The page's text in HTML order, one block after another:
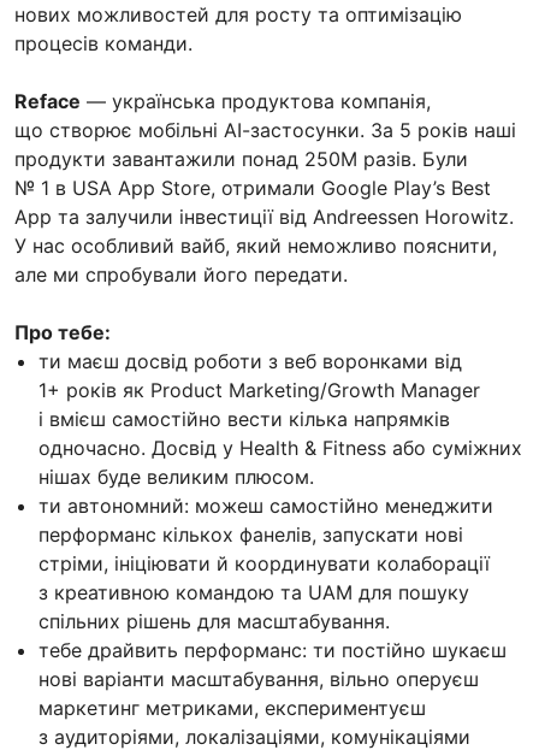
нових можливостей для росту та оптимізацію
процесів команди.
Reface — українська продуктова компанія,
що створює мобільні АІ-застосунки. За 5 років наші
продукти завантажили понад 250М разів. Були
№ 1 в USA App Store, отримали Google Play’s Best
App та залучили інвестиції від Andreessen Horowitz.
У нас особливий вайб, який неможливо пояснити,
але ми спробували його передати.
Про тебе:
ти маєш досвід роботи з веб воронками від
1+ років як Product Marketing/Growth Manager
і вмієш самостійно вести кілька напрямків
одночасно. Досвід у Health & Fitness або суміжних
нішах буде великим плюсом.
ти автономний: можеш самостійно менеджити
перформанс кількох фанелів, запускати нові
стріми, ініціювати й координувати колаборації
з креативною командою та UAM для пошуку
спільних рішень для масштабування.
тебе драйвить перформанс: ти постійно шукаєш
нові варіанти масштабування, вільно оперуєш
маркетинг метриками, експериментуєш
з аудиторіями, локалізаціями, комунікаціями